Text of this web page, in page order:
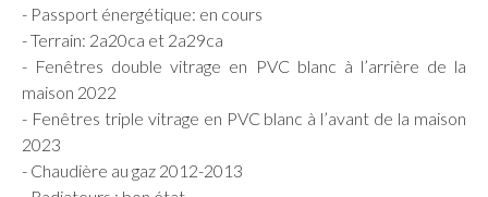
- Passport énergétique: en cours
- Terrain: 2a20ca et 2a29ca
- Fenêtres double vitrage en PVC blanc à l’arrière de la
maison 2022
- Fenêtres triple vitrage en PVC blanc à l’avant de la maison
2023
- Chaudière au gaz 2012-2013